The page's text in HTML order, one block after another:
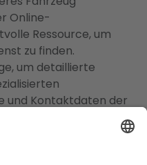
Online-
Ressource, um
zu finden.
um detaillierte
und Kontaktdaten der
Fahrzeuge zu
unser Online-